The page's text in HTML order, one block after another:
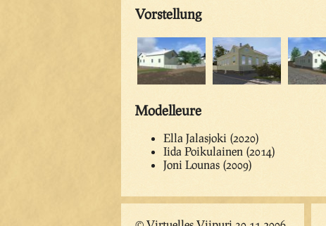
Vorstellung
Modelleure
Ella Jalasjoki (2020)
Iida Poikulainen (2014)
Joni Lounas (2009)